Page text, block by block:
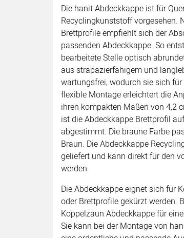
Die hanit Abdeckkappe ist für
Recyclingkunststoff vorgesehen.
Brettprofile empfiehlt sich der
passenden Abdeckkappe. So
bearbeitete Stelle optisch
aus strapazierfähigem und
wartungsfrei, wodurch sie sich
flexible Montage erleichtert die
ihren kompakten Maßen von 4,2
ist die Abdeckkappe Brettprofil
abgestimmt. Die braune Farbe
Braun. Die Abdeckkappe
geliefert und kann direkt für den
werden.
Die Abdeckkappe eignet sich für
oder Brettprofile gekürzt werden.
Koppelzaun Abdeckkappe für
Sie kann bei der Montage von